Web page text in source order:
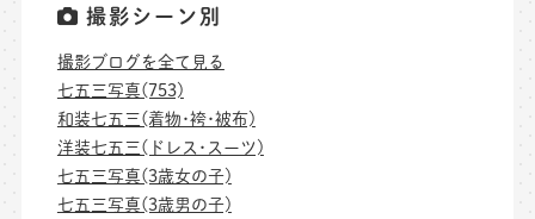
撮影シーン別
撮影ブログを全て見る
七五三写真(753)
和装七五三(着物･袴･被布)
洋装七五三(ドレス･スーツ)
七五三写真(3歳女の子)
七五三写真(3歳男の子)